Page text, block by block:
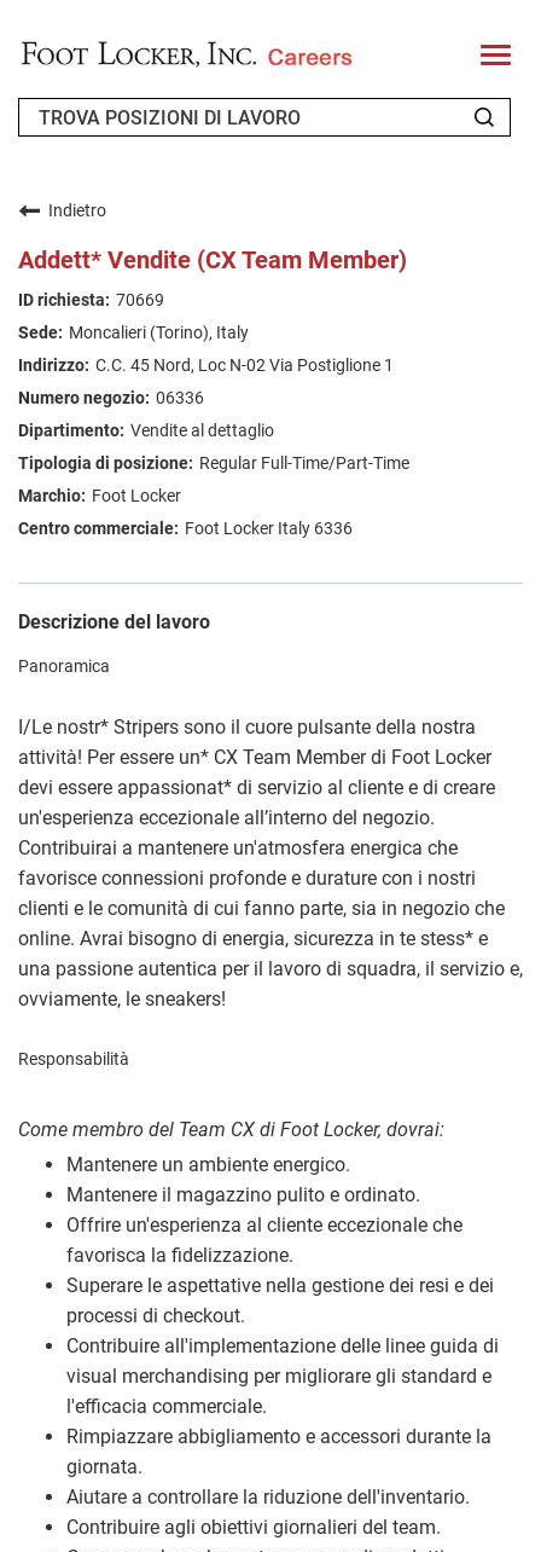
T
o
l
FAQ
CERCA LAVORO
Indietro
Addett* Vendite (CX Team Member)
70669
Moncalieri (Torino), Italy
C.C. 45 Nord, Loc N-02 Via Postiglione 1
06336
Vendite al dettaglio
Regular Full-Time/Part-Time
Foot Locker
Foot Locker Italy 6336
Descrizione del lavoro
Panoramica
I/Le nostr* Stripers sono il cuore pulsante della nostra
attività! Per essere un* CX Team Member di Foot Locker
devi essere appassionat* di servizio al cliente e di creare
un'esperienza eccezionale all’interno del negozio.
Contribuirai a mantenere un'atmosfera energica che
favorisce connessioni profonde e durature con i nostri
clienti e le comunità di cui fanno parte, sia in negozio che
online. Avrai bisogno di energia, sicurezza in te stess* e
una passione autentica per il lavoro di squadra, il servizio e,
ovviamente, le sneakers!
Responsabilità
Come membro del Team CX di Foot Locker, dovrai:
Mantenere un ambiente energico.
Mantenere il magazzino pulito e ordinato.
Offrire un'esperienza al cliente eccezionale che
favorisca la fidelizzazione.
Superare le aspettative nella gestione dei resi e dei
processi di checkout.
Contribuire all'implementazione delle linee guida di
visual merchandising per migliorare gli standard e
l'efficacia commerciale.
Rimpiazzare abbigliamento e accessori durante la
giornata.
Aiutare a controllare la riduzione dell'inventario.
Contribuire agli obiettivi giornalieri del team.